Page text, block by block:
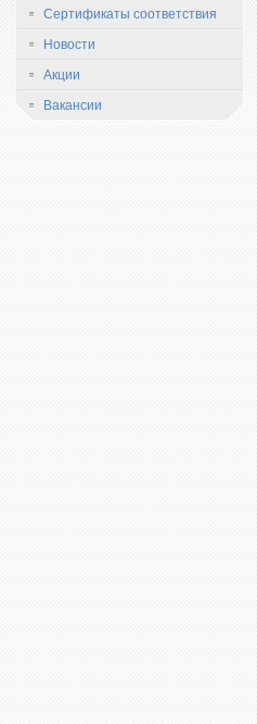
Сертификаты соответствия
Новости
Акции
Вакансии